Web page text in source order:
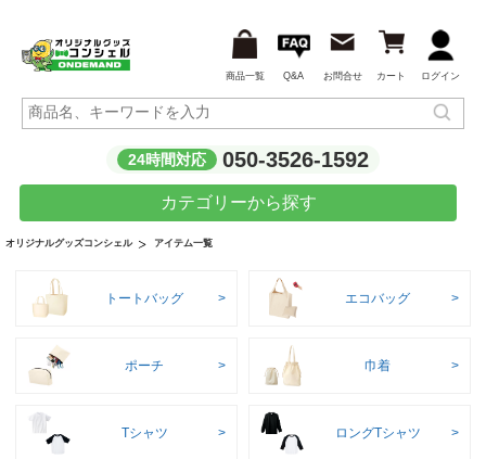
商品一覧 Q&A お問合せ カート ログイン
24時間対応 050-3526-1592
カテゴリーから探す
オリジナルグッズコンシェル アイテム一覧
トートバッグ エコバッグ
ポーチ 巾着
Tシャツ ロングTシャツ